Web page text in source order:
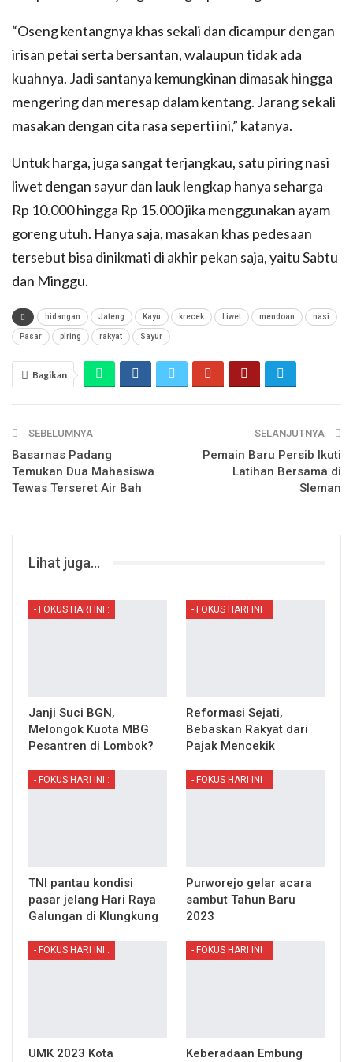
“Oseng kentangnya khas sekali dan dicampur dengan
irisan petai serta bersantan, walaupun tidak ada
kuahnya. Jadi santanya kemungkinan dimasak hingga
mengering dan meresap dalam kentang. Jarang sekali
masakan dengan cita rasa seperti ini,” katanya.
Untuk harga, juga sangat terjangkau, satu piring nasi
liwet dengan sayur dan lauk lengkap hanya seharga
Rp 10.000 hingga Rp 15.000 jika menggunakan ayam
goreng utuh. Hanya saja, masakan khas pedesaan
tersebut bisa dinikmati di akhir pekan saja, yaitu Sabtu
dan Minggu.
hidangan Jateng Kayu krecek Liwet mendoan nasi
Pasar piring rakyat Sayur
Bagikan
SEBELUMNYA
Basarnas Padang
Temukan Dua Mahasiswa
Tewas Terseret Air Bah
SELANJUTNYA
Pemain Baru Persib Ikuti
Latihan Bersama di
Sleman
Lihat juga...
- FOKUS HARI INI :
Janji Suci BGN,
Melongok Kuota MBG
Pesantren di Lombok?
- FOKUS HARI INI :
Reformasi Sejati,
Bebaskan Rakyat dari
Pajak Mencekik
- FOKUS HARI INI :
TNI pantau kondisi
pasar jelang Hari Raya
Galungan di Klungkung
- FOKUS HARI INI :
Purworejo gelar acara
sambut Tahun Baru
2023
- FOKUS HARI INI :
UMK 2023 Kota
- FOKUS HARI INI :
Keberadaan Embung